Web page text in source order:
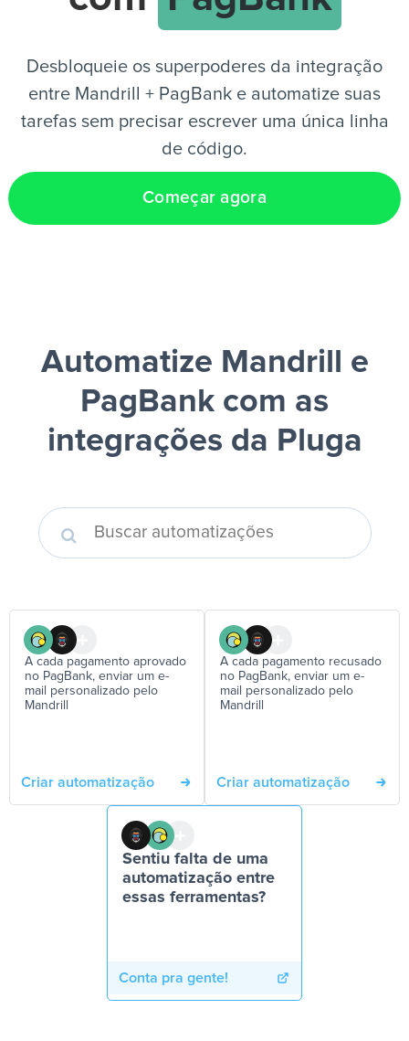
Desbloqueie os superpoderes da integração
entre Mandrill + PagBank e automatize suas
tarefas sem precisar escrever uma única linha
de código.
Começar agora
Automatize Mandrill e
PagBank com as
integrações da Pluga
A cada pagamento aprovado
no PagBank, enviar um e-
mail personalizado pelo
Mandrill
Criar automatização
A cada pagamento recusado
no PagBank, enviar um e-
mail personalizado pelo
Mandrill
Criar automatização
Sentiu falta de uma
automatização entre
essas ferramentas?
Conta pra gente!